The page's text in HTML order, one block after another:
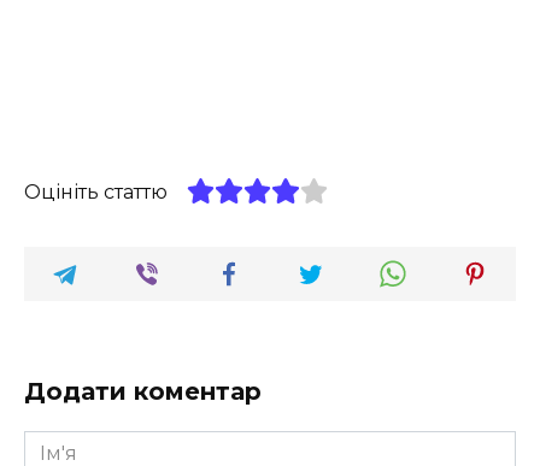
Оцініть статтю
Додати коментар
Ім'я